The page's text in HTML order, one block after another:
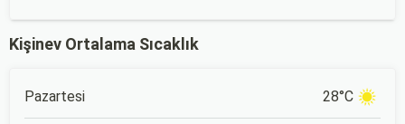
Kişinev Ortalama Sıcaklık
Pazartesi 28°C